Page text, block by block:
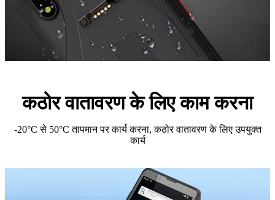
कठोर वातावरण के लिए काम करना
-20°C से 50°C तापमान पर कार्य करना, कठोर वातावरण के लिए उपयुक्त
कार्य